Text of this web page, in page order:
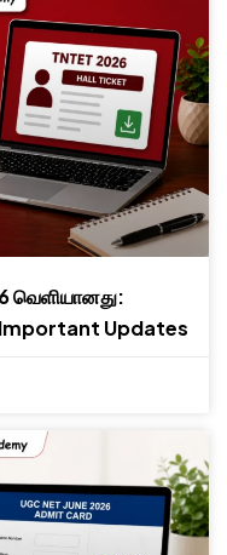
வெளியானது:
Updates